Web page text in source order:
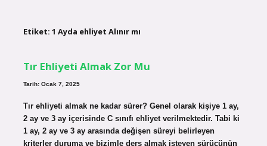
Etiket: 1 Ayda ehliyet Alınır mı
Tır Ehliyeti Almak Zor Mu
Tarih: Ocak 7, 2025
Tır ehliyeti almak ne kadar sürer? Genel olarak kişiye 1 ay,
2 ay ve 3 ay içerisinde C sınıfı ehliyet verilmektedir. Tabi ki
1 ay, 2 ay ve 3 ay arasında değişen süreyi belirleyen
kriterler duruma ve bizimle ders almak isteyen sürücünün